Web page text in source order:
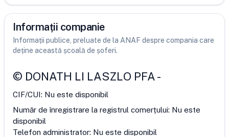
Informații companie
Informații publice, preluate de la ANAF despre compania care
deține această școală de șoferi.
© DONATH LI LASZLO PFA-
CIF/CUI: Nu este disponibil
Număr de înregistrare la registrul comerțului: Nu este
disponibil
Telefon administrator: Nu este disponibil